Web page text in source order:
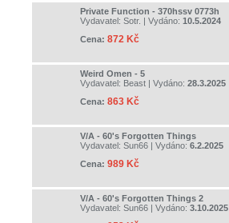
Private Function - 370hssv 0773h
Vydavatel: Sotr. | Vydáno: 10.5.2024
Cena: 872 Kč
Weird Omen - 5
Vydavatel: Beast | Vydáno: 28.3.2025
Cena: 863 Kč
V/A - 60's Forgotten Things
Vydavatel: Sun66 | Vydáno: 6.2.2025
Cena: 989 Kč
V/A - 60's Forgotten Things 2
Vydavatel: Sun66 | Vydáno: 3.10.2025